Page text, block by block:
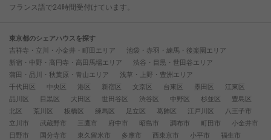
フランス語で24時間受付けています。
東京都のシェアハウスを探す
吉祥寺・立川・小金井・町田エリア
池袋・赤羽・練馬・後楽園エリア
新宿・中野・高円寺・高田馬場エリア
渋谷・目黒・世田谷エリア
蒲田・品川・秋葉原・青山エリア
浅草・上野・豊洲エリア
千代田区
中央区 港区 新宿区 文京区 台東区 墨田区
江東区
品川区
目黒区 大田区 世田谷区 渋谷区 中野区 杉並区
豊島区
北区
荒川区 板橋区 練馬区 足立区 葛飾区 江戸川区
八王子市
立川市
武蔵野市 三鷹市 府中市 昭島市 調布市 町田市
小金井市
日野市
国分寺市 東久留米市 多摩市 西東京市 小平市
福生市